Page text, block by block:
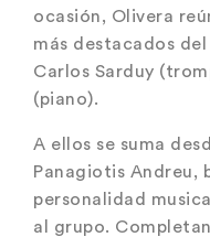
ocasión, Olivera
más destacados
Carlos Sarduy
(piano).
A ellos se suma
Panagiotis Andreu,
personalidad
al grupo.